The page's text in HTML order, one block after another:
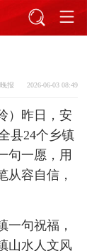
报 2026-06-03 08:49
）昨日，安
县24个乡镇
句一愿，用
从容自信，
一句祝福，
山水人文风